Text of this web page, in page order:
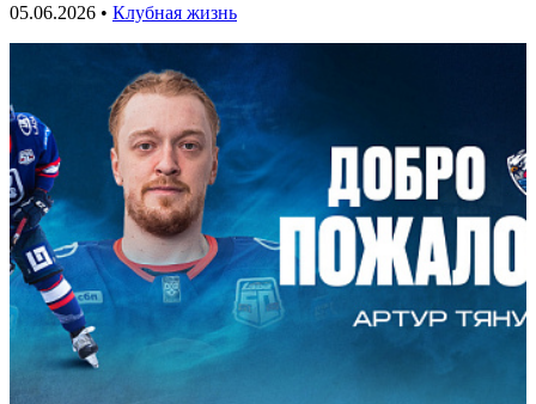
05.06.2026 • Клубная жизнь